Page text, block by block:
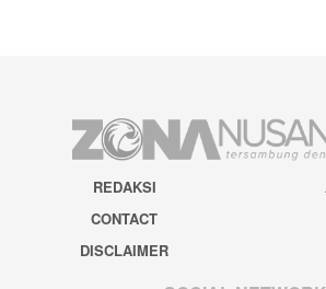
REDAKSI
CONTACT
DISCLAIMER